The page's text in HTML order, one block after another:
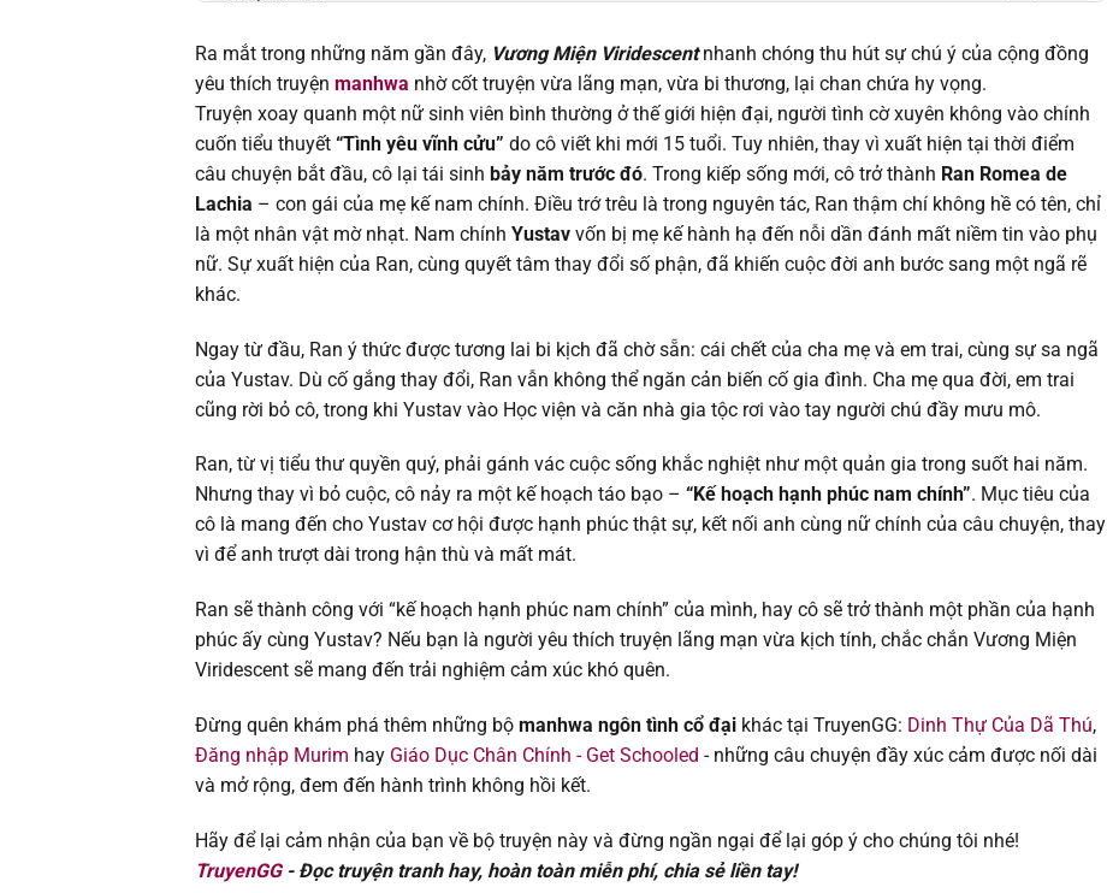
Chapter 126 04/12/2025
Chapter 125 15/11/2025
Chapter 124 03/11/2025
Chapter 123 24/10/2025
Chapter 122
Chapter 121 02/10/2025
Chapter 120 02/10/2025
Chapter 118 02/10/2025
Chapter 117
Chapter 116 02/10/2025
Chapter 115
Chapter 114 02/10/2025
Chapter 113
Chapter 112 03/09/2025
Ra mắt trong những năm gần đây, Vương Miện Viridescent nhanh chóng thu hút sự chú ý của cộng đồng
yêu thích truyện manhwa nhờ cốt truyện vừa lãng mạn, vừa bi thương, lại chan chứa hy vọng.
Truyện xoay quanh một nữ sinh viên bình thường ở thế giới hiện đại, người tình cờ xuyên không vào chính
cuốn tiểu thuyết “Tình yêu vĩnh cửu” do cô viết khi mới 15 tuổi. Tuy nhiên, thay vì xuất hiện tại thời điểm
câu chuyện bắt đầu, cô lại tái sinh bảy năm trước đó. Trong kiếp sống mới, cô trở thành Ran Romea de
Lachia – con gái của mẹ kế nam chính. Điều trớ trêu là trong nguyên tác, Ran thậm chí không hề có tên, chỉ
là một nhân vật mờ nhạt. Nam chính Yustav vốn bị mẹ kế hành hạ đến nỗi dần đánh mất niềm tin vào phụ
nữ. Sự xuất hiện của Ran, cùng quyết tâm thay đổi số phận, đã khiến cuộc đời anh bước sang một ngã rẽ
khác.
Ngay từ đầu, Ran ý thức được tương lai bi kịch đã chờ sẵn: cái chết của cha mẹ và em trai, cùng sự sa ngã
của Yustav. Dù cố gắng thay đổi, Ran vẫn không thể ngăn cản biến cố gia đình. Cha mẹ qua đời, em trai
cũng rời bỏ cô, trong khi Yustav vào Học viện và căn nhà gia tộc rơi vào tay người chú đầy mưu mô.
Ran, từ vị tiểu thư quyền quý, phải gánh vác cuộc sống khắc nghiệt như một quản gia trong suốt hai năm.
Nhưng thay vì bỏ cuộc, cô nảy ra một kế hoạch táo bạo – “Kế hoạch hạnh phúc nam chính”. Mục tiêu của
cô là mang đến cho Yustav cơ hội được hạnh phúc thật sự, kết nối anh cùng nữ chính của câu chuyện, thay
vì để anh trượt dài trong hận thù và mất mát.
Ran sẽ thành công với “kế hoạch hạnh phúc nam chính” của mình, hay cô sẽ trở thành một phần của hạnh
phúc ấy cùng Yustav? Nếu bạn là người yêu thích truyện lãng mạn vừa kịch tính, chắc chắn Vương Miện
Viridescent sẽ mang đến trải nghiệm cảm xúc khó quên.
Đừng quên khám phá thêm những bộ manhwa ngôn tình cổ đại khác tại TruyenGG: Dinh Thự Của Dã Thú,
Đăng nhập Murim hay Giáo Dục Chân Chính - Get Schooled - những câu chuyện đầy xúc cảm được nối dài
và mở rộng, đem đến hành trình không hồi kết.
Hãy để lại cảm nhận của bạn về bộ truyện này và đừng ngần ngại để lại góp ý cho chúng tôi nhé!
TruyenGG- Đọc truyện tranh hay, hoàn toàn miễn phí, chia sẻ liền tay!